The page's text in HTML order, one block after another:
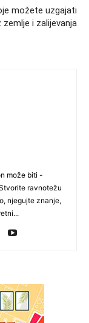
možete uzgajati
zemlje i zalijevanja
može biti -
ravnotežu
njegujte znanje,